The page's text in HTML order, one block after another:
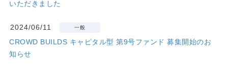
いただきました
2024/06/11 一般
CROWD BUILDS キャピタル型 第9号ファンド 募集開始のお
知らせ